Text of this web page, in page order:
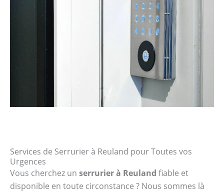
Services de Serrurier à Reuland pour Toutes vos
Urgences
Vous cherchez un serrurier à Reuland fiable et
disponible en toute circonstance ? Nous sommes là